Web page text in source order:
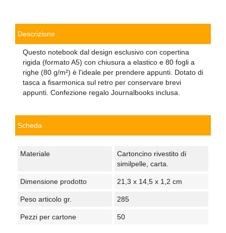
Descrizione
Questo notebook dal design esclusivo con copertina
rigida (formato A5) con chiusura a elastico e 80 fogli a
righe (80 g/m²) è l'ideale per prendere appunti. Dotato di
tasca a fisarmonica sul retro per conservare brevi
appunti. Confezione regalo Journalbooks inclusa.
Scheda
Materiale
Cartoncino rivestito di
similpelle, carta.
Dimensione prodotto 21,3 x 14,5 x 1,2 cm
Peso articolo gr. 285
Pezzi per cartone 50